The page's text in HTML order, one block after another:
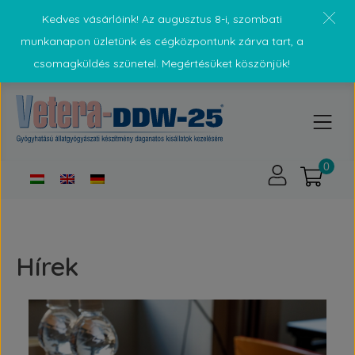
Hírek
Kedves vásárlóink! Az augusztus 8-i, szombati
munkanapon üzletünk és cégközpontunk zárva tart, a
csomagküldés szünetel. Megértésüket köszönjük!